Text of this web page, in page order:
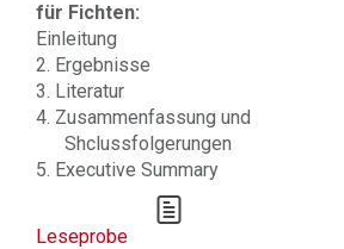
für Fichten:
Einleitung
2. Ergebnisse
3. Literatur
4. Zusammenfassung und
Shclussfolgerungen
5. Executive Summary
Leseprobe